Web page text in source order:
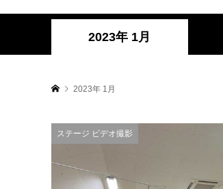
2023年 1月
2023年 1月
ステージ ビデオ撮影